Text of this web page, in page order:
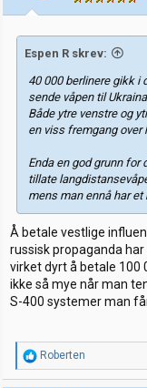
Espen R skrev:
40 000 berlinere gikk i
sende våpen til
Både ytre venstre og
en viss fremgang over
Enda en god grunn for
tillate
mens man ennå har et
Å betale vestlige
russisk propaganda
virket dyrt å betale 100
ikke så mye når man
S-400 systemer man
R
e
a
Roberten